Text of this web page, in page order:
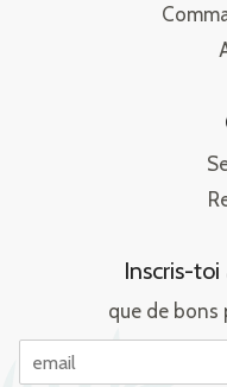
Inscris-
que de bons
m